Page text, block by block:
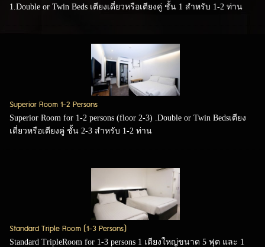
1.Double or Twin Beds เตียงเดี่ยวหรือเตียงคู่ ชั้น 1 สำหรับ 1-2 ท่าน
Superior Room 1-2 Persons
Superior Room for 1-2 persons (floor 2-3) .Double or Twin Bedsเตียง
เดี่ยวหรือเตียงคู่ ชั้น 2-3 สำหรับ 1-2 ท่าน
Standard Triple Room (1-3 Persons)
Standard TripleRoom for 1-3 persons 1 เตียงใหญ่ขนาด 5 ฟุต และ 1